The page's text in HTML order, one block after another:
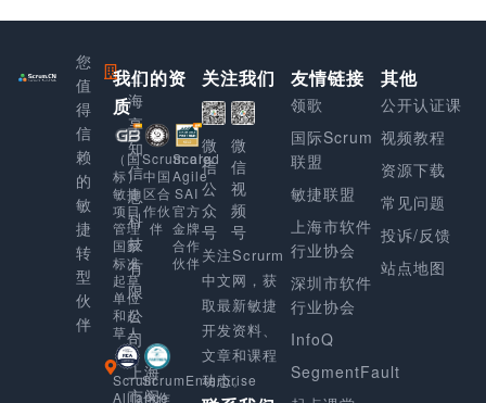
您
值
得
信
赖
的
敏
捷
转
型
伙
伴
上
海
享
知
信
息
科
技
有
限
公
司
上海
市闵
我们的资
质
（国
标）
敏捷
项目
管理
国家
标准
起草
单位
和起
草人
Scrum.org
中国
区合
作伙
伴
Scaled
Agile
SAI
官方
金牌
合作
伙伴
Scrum
Alliance
ScrumEnterprise
合作
关注我们
微
信
公
众
号
微
信
视
频
号
关注Scrurm
中文网，获
取最新敏捷
开发资料、
文章和课程
动态。
友情链接
领歌
国际Scrum
联盟
敏捷联盟
上海市软件
行业协会
深圳市软件
行业协会
InfoQ
SegmentFault
其他
公开认证课
视频教程
资源下载
常见问题
投诉/反馈
站点地图